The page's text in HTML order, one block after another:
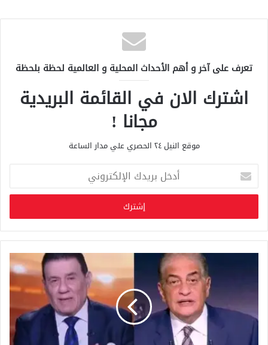
تعرف على آخر و أهم الأحداث المحلية و العالمية لحظة بلحظة
اشترك الان في القائمة البريدية
مجانا !
موقع النيل ٢٤ الحصري علي مدار الساعة
خ
ب
ر
ي
د
ل